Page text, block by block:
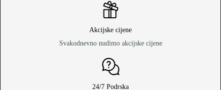
Akcijske cijene
Svakodnevno nudimo akcijske cijene
24/7 Podrska